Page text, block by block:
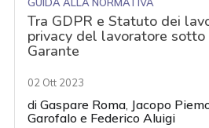
Tra GDPR e Statuto dei
privacy del lavoratore
Garante
02 Ott 2023
diGaspare Roma Jacopo
Garofalo e Federico Aluigi